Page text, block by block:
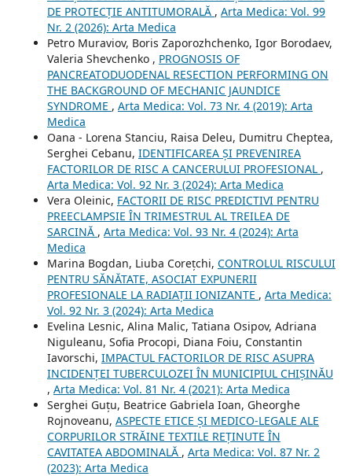
DE PROTECȚIE ANTITUMORALĂ , Arta Medica: Vol. 99
Nr. 2 (2026): Arta Medica
Petro Muraviov, Boris Zaporozhchenko, Igor Borodaev,
Valeria Shevchenko , PROGNOSIS OF
PANCREATODUODENAL RESECTION PERFORMING ON
THE BACKGROUND OF MECHANIC JAUNDICE
SYNDROME , Arta Medica: Vol. 73 Nr. 4 (2019): Arta
Medica
Oana - Lorena Stanciu, Raisa Deleu, Dumitru Cheptea,
Serghei Cebanu, IDENTIFICAREA ȘI PREVENIREA
FACTORILOR DE RISC A CANCERULUI PROFESIONAL ,
Arta Medica: Vol. 92 Nr. 3 (2024): Arta Medica
Vera Oleinic, FACTORII DE RISC PREDICTIVI PENTRU
PREECLAMPSIE ÎN TRIMESTRUL AL TREILEA DE
SARCINĂ , Arta Medica: Vol. 93 Nr. 4 (2024): Arta
Medica
Marina Bogdan, Liuba Corețchi, CONTROLUL RISCULUI
PENTRU SĂNĂTATE, ASOCIAT EXPUNERII
PROFESIONALE LA RADIAȚII IONIZANTE , Arta Medica:
Vol. 92 Nr. 3 (2024): Arta Medica
Evelina Lesnic, Alina Malic, Tatiana Osipov, Adriana
Niguleanu, Sofia Procopi, Diana Foiu, Constantin
Iavorschi, IMPACTUL FACTORILOR DE RISC ASUPRA
INCIDENȚEI TUBERCULOZEI ÎN MUNICIPIUL CHIȘINĂU
, Arta Medica: Vol. 81 Nr. 4 (2021): Arta Medica
Serghei Guțu, Beatrice Gabriela Ioan, Gheorghe
Rojnoveanu, ASPECTE ETICE ȘI MEDICO-LEGALE ALE
CORPURILOR STRĂINE TEXTILE REȚINUTE ÎN
CAVITATEA ABDOMINALĂ , Arta Medica: Vol. 87 Nr. 2
(2023): Arta Medica